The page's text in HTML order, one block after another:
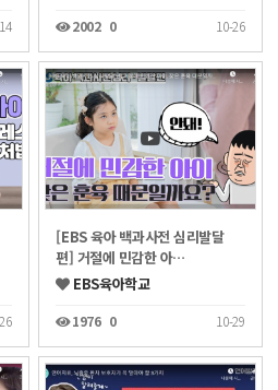
2002 0 10-26
[EBS 육아 백과사전 심리발달
편] 거절에 민감한 아…
EBS육아학교
1976 0 10-29